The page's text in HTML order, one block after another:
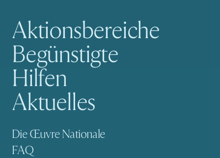
Hauptnavigation
Aktionsbereiche
Begünstigte
Hilfen
Aktuelles
Sekundäre Navigation
Die Œuvre Nationale
FAQ